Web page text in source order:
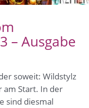
– Ausgabe
soweit: Wildstylz
am Start. In der
sind diesmal